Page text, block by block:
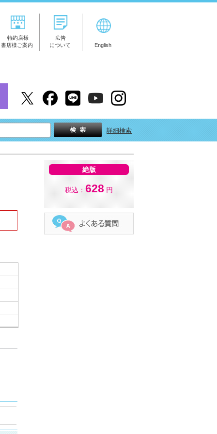
特約店様
書店様ご案内
広告
について
English
詳細検索
絶版
税込： 628 円